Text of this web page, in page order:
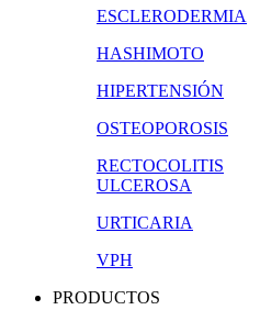
ESCLERODERMIA
HASHIMOTO
HIPERTENSIÓN
OSTEOPOROSIS
RECTOCOLITIS
ULCEROSA
URTICARIA
VPH
PRODUCTOS